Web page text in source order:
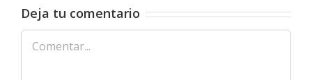
Deja tu comentario
Comentar